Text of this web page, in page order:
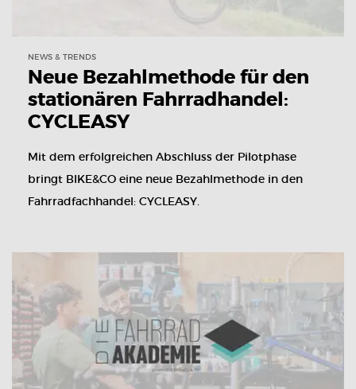
NEWS & TRENDS
Neue Bezahlmethode für den
stationären Fahrradhandel:
CYCLEASY
Mit dem erfolgreichen Abschluss der Pilotphase
bringt BIKE&CO eine neue Bezahlmethode in den
Fahrradfachhandel: CYCLEASY.